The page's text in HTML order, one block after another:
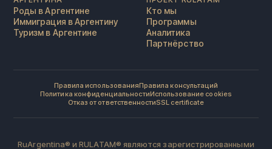
Роды в Аргентине
Иммиграция в Аргентину
Туризм в Аргентине
Кто мы
Программы
Аналитика
Партнёрство
Правила использованияПравила консультаций
Политика конфиденциальностиИспользование cookies
Отказ от ответственностиSSL certificate
RuArgentina® и RULATAM® являются зарегистрированными